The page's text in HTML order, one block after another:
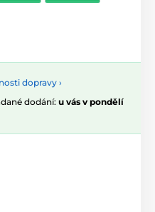
dopravy ›
dodání: u vás v pondělí